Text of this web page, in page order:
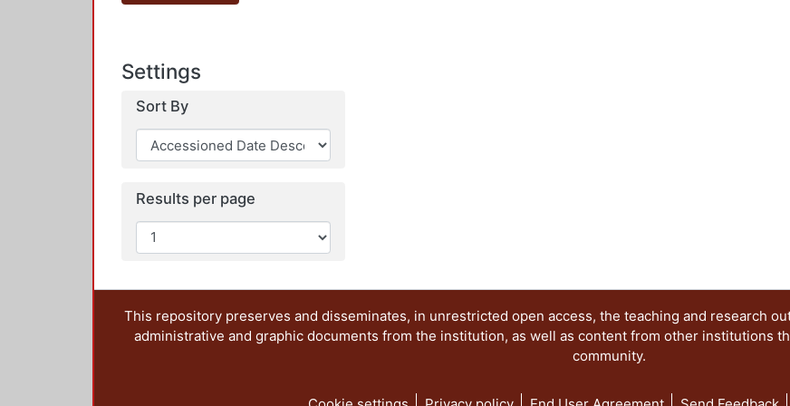
Settings
Sort By
Results per page
This repository preserves and disseminates, in unrestricted open access, the teaching and research
administrative and graphic documents from the institution, as well as content from other institutions
community.